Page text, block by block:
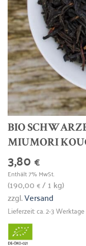
BIO
MIUMORI
3,80 €
Enthält 7% MwSt.
(190,00 €/ 1 kg)
zzgl.Versand
Lieferzeit: ca. 2-3 Werktage